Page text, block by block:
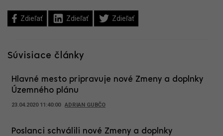
Zdieľať Zdieľať Zdieľať
Súvisiace články
Hlavné mesto pripravuje nové Zmeny a doplnky
Územného plánu
23.04.2020 11:40:00 ADRIAN GUBČO
Poslanci schválili nové Zmeny a doplnky